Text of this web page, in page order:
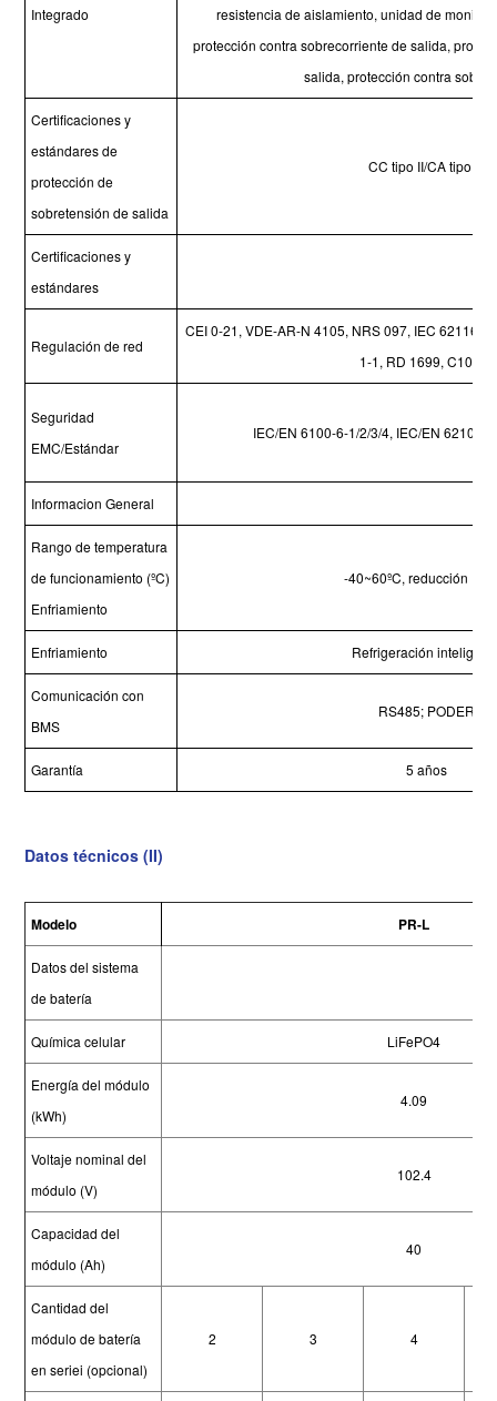
Integrado
resistencia de aislamiento, unidad de
protección contra sobrecorriente de salida,
salida, protección contra
Certificaciones y
estándares de
protección de
sobretensión de salida
CC tipo II/CA tipo III
Certificaciones y
estándares
Regulación de red
CEI 0-21, VDE-AR-N 4105, NRS 097, IEC 62116,
1-1, RD 1699, C10-11
Seguridad
EMC/Estándar
IEC/EN 6100-6-1/2/3/4, IEC/EN 62109-
Informacion General
Rango de temperatura
de funcionamiento (ºC)
Enfriamiento
-40~60ºC, reducción
Enfriamiento Refrigeración
Comunicación con
BMS
RS485; PODER
Garantía 5 años
Datos técnicos (II)
Modelo PR-L
Datos del sistema
de batería
Química celular LiFePO4
Energía del módulo
(kWh)
4.09
Voltaje nominal del
módulo (V)
102.4
Capacidad del
módulo (Ah)
40
Cantidad del
módulo de batería
en seriei (opcional)
2 3 4